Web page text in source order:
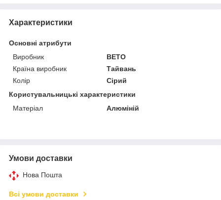
Характеристики
Основні атрибути
Виробник
BETO
Країна виробник
Тайвань
Колір
Сірий
Користувальницькі характеристики
Матеріал
Алюміній
Умови доставки
Нова Пошта
Всі умови доставки